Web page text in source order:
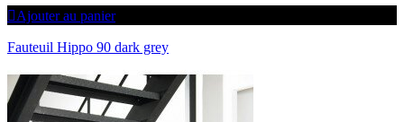
Ajouter au panier
Fauteuil Hippo 90 dark grey